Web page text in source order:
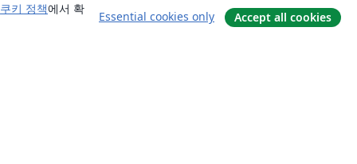
쿠키 정책에서 확
Essential cookies only Accept all cookies